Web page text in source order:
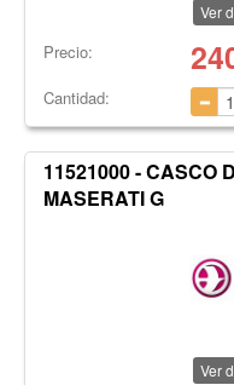
Ver
Precio:
Cantidad:
11521000 - CASCO
MASERATI G
Ver